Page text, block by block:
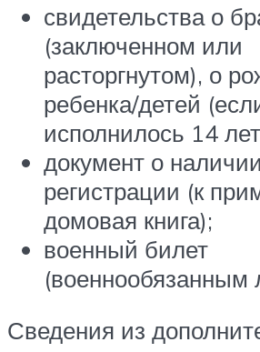
свидетельства о
(заключенном или
расторгнутом), о
ребенка/детей
исполнилось 14
документ о наличии
регистрации (к
домовая книга);
военный билет
(военнообязанным
Сведения из